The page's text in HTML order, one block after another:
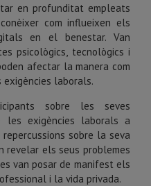
en profunditat empleats
com influeixen els
en el benestar. Van
psicològics, tecnològics i
afectar la manera com
laborals.
sobre les seves
les exigències laborals a
sobre la seva
revelar els seus problemes
van posar de manifest els
i la vida privada.